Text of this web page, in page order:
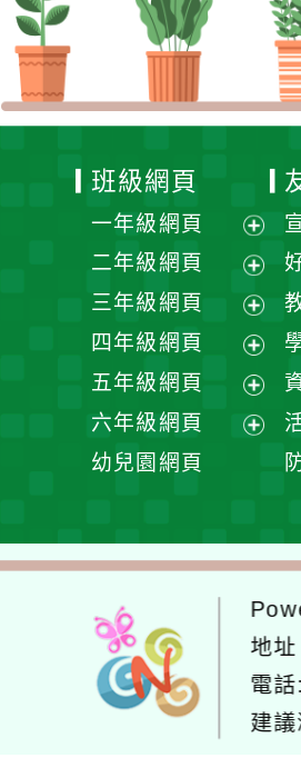
班級網頁
一年級網頁
展
開
選
單
二年級網頁
展
選
單
三年級網頁
展
選
單
四年級網頁
展
選
五年級網頁
展
開
六年級網頁
單
幼兒園網頁
地址
電
建